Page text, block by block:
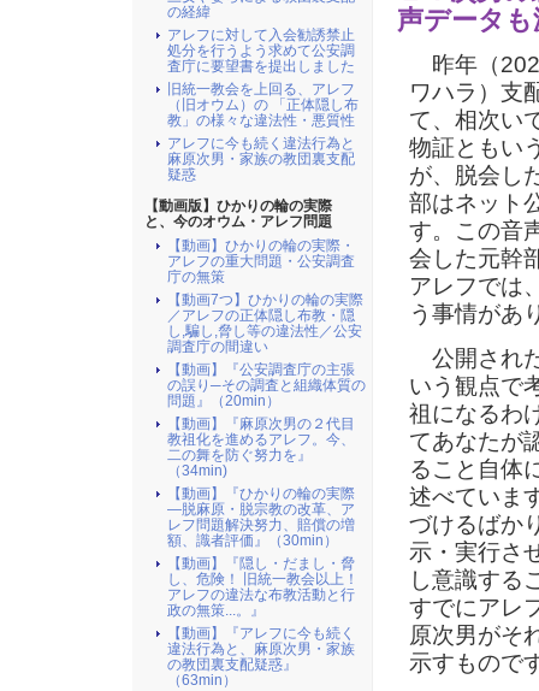
声データも
昨年（
ワハラ）支
て、相次い
物証ともい
が、脱会し
部はネット
す。この音
会した元幹
アレフでは
う事情があ
公開され
いう観点で
祖になるわ
てあなたが
ること自体
述べていま
づけるばか
示・実行さ
し意識する
すでにアレ
原次男がそ
示すもので
の経緯
アレフに対して入会勧誘禁止
処分を行うよう求めて公安調
査庁に要望書を提出しました
旧統一教会を上回る、アレフ
（旧オウム）の 「正体隠し布
教」の様々な違法性・悪質性
アレフに今も続く違法行為と
麻原次男・家族の教団裏支配
疑惑
【動画版】ひかりの輪の実際
と、今のオウム・アレフ問題
【動画】ひかりの輪の実際・
アレフの重大問題・公安調査
庁の無策
【動画7つ】ひかりの輪の実際
／アレフの正体隠し布教・隠
し,騙し,脅し等の違法性／公安
調査庁の間違い
【動画】『公安調査庁の主張
の誤り─その調査と組織体質の
問題』（20min）
【動画】『麻原次男の２代目
教祖化を進めるアレフ。今、
二の舞を防ぐ努力を』
（34min)
【動画】『ひかりの輪の実際
―脱麻原・脱宗教の改革、ア
レフ問題解決努力、賠償の増
額、識者評価』（30min）
【動画】『隠し・だまし・脅
し、危険！ 旧統一教会以上！
アレフの違法な布教活動と行
政の無策...。』
【動画】『アレフに今も続く
違法行為と、麻原次男・家族
の教団裏支配疑惑』
（63min）